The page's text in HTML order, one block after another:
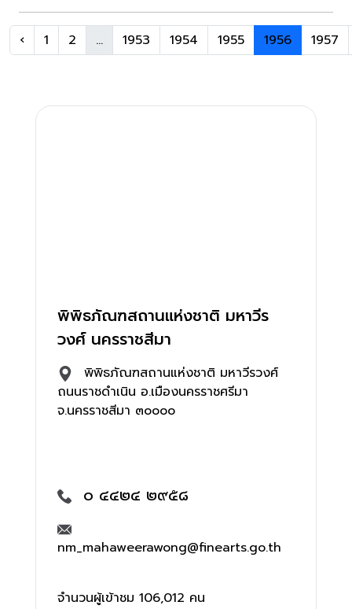
‹ 1 2 ... 1953 1954 1955 1956 1957
พิพิธภัณฑสถานแห่งชาติ มหาวีร
วงศ์ นครราชสีมา
พิพิธภัณฑสถานแห่งชาติ มหาวีรวงศ์
ถนนราชดำเนิน อ.เมืองนครราชศรีมา
จ.นครราชสีมา ๓๐๐๐๐
๐ ๔๔๒๔ ๒๙๕๘
nm_mahaweerawong@finearts.go.th
จำนวนผู้เข้าชม 106,012 คน